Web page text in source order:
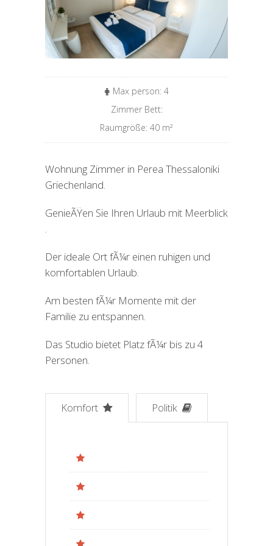
Max person: 4
Zimmer Bett:
Raumgröße: 40 m²
Wohnung Zimmer in Perea Thessaloniki
Griechenland.
GenieÃŸen Sie Ihren Urlaub mit Meerblick
.
Der ideale Ort fÃ¼r einen ruhigen und
komfortablen Urlaub.
Am besten fÃ¼r Momente mit der
Familie zu entspannen.
Das Studio bietet Platz fÃ¼r bis zu 4
Personen.
Komfort Politik